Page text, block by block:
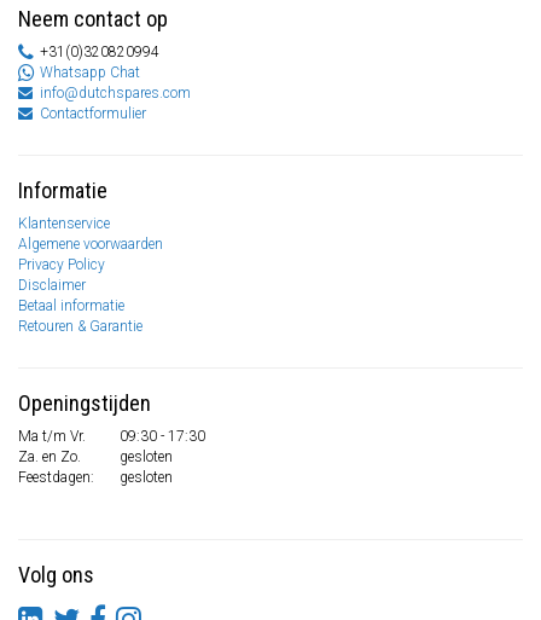
Neem contact op
+31(0)320820994
Whatsapp Chat
info@dutchspares.com
Contactformulier
Informatie
Klantenservice
Algemene voorwaarden
Privacy Policy
Disclaimer
Betaal informatie
Retouren & Garantie
Openingstijden
Ma t/m Vr.
09:30 - 17:30
Za. en Zo.
gesloten
Feestdagen:
gesloten
Volg ons